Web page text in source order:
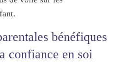
bénéfiques
confiance en soi